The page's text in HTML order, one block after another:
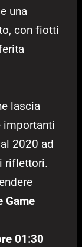
una
con fiotti
lascia
importanti
2020 ad
riflettori.
Game
01:30